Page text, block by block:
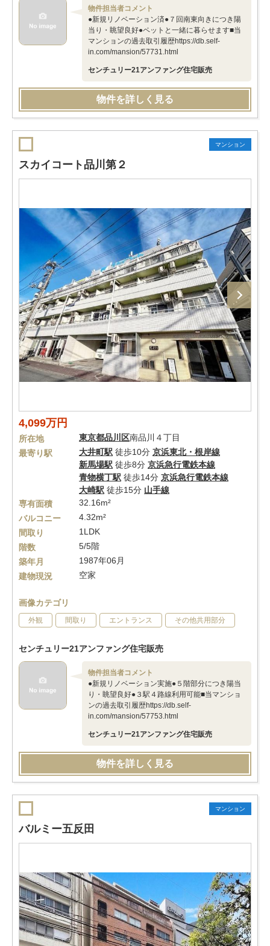
物件担当者コメント
●新規リノベーション済●７回南東向きにつき陽
当り・眺望良好●ペットと一緒に暮らせます■当
マンションの過去取引履歴https://db.self-
in.com/mansion/57731.html
センチュリー21アンファング住宅販売
物件を詳しく見る
マンション
スカイコート品川第２
4,099万円
所在地 東京都品川区南品川４丁目
最寄り駅
大井町駅 徒歩10分 京浜東北・根岸線
新馬場駅 徒歩8分 京浜急行電鉄本線
青物横丁駅 徒歩14分 京浜急行電鉄本線
大崎駅 徒歩15分 山手線
専有面積
32.16m²
バルコニー
4.32m²
間取り
1LDK
階数
5/5階
築年月
1987年06月
建物現況
空家
画像カテゴリ
外観 間取り エントランス その他共用部分
センチュリー21アンファング住宅販売
物件担当者コメント
●新規リノベーション実施●５階部分につき陽当
り・眺望良好●３駅４路線利用可能■当マンショ
ンの過去取引履歴https://db.self-
in.com/mansion/57753.html
センチュリー21アンファング住宅販売
物件を詳しく見る
マンション
バルミー五反田